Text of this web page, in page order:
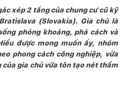
xép 2 tầng của chung cư cũ kỹ
(Slovakia). Gia chủ là
phóng khoáng, phá cách và
được mong muốn ấy, nhóm
phong cách công nghiệp, vừa
của gia chủ vừa tôn tạo nét thẩm